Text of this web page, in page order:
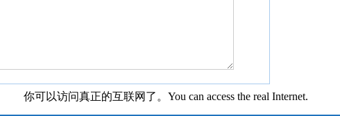
你可以访问真正的互联网了。You can access the real Internet.